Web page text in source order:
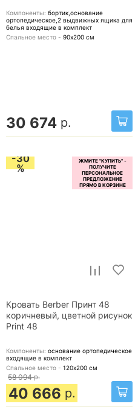
Компоненты: бортик,основание
ортопедическое,2 выдвижных ящика для
белья входящие в комплект
Спальное место - 90х200 см
30 674 р.
-30
%
Кровать Berber Принт 48
коричневый, цветной рисунок
Print 48
Компоненты: основание ортопедическое
входящие в комплект
Спальное место - 120х200 см
58 094 р.
40 666 р.